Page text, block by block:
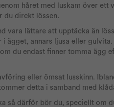
håret med luskam över ett
du direkt lössen.
vara lättare att upptäcka än
ägget, annars ljusa eller
du endast finner tomma ägg
eller ömsat lusskinn.
detta i samband med
så därför bör du, speciellt om